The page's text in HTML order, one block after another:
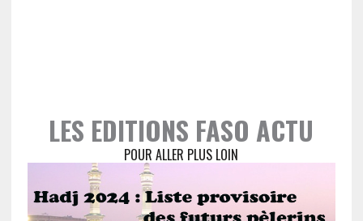
LES EDITIONS FASO ACTU
POUR ALLER PLUS LOIN